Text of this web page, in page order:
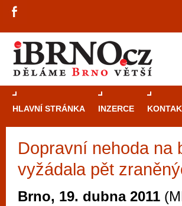
HLAVNÍ STRÁNKA INZERCE
Dopravní nehoda na
vyžádala pět
Brno, 19. dubna 2011